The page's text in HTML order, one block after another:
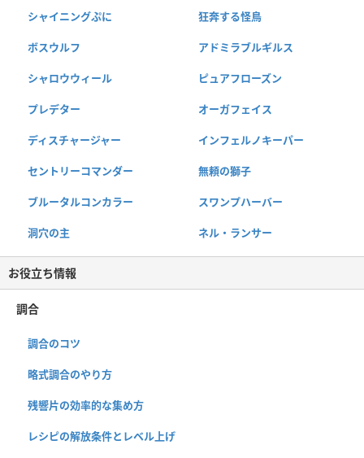
シャイニングぷに 狂奔する怪鳥
ボスウルフ アドミラブルギルス
シャロウウィール ピュアフローズン
プレデター オーガフェイス
ディスチャージャー インフェルノキーパー
セントリーコマンダー 無頼の獅子
ブルータルコンカラー スワンプハーバー
洞穴の主 ネル・ランサー
お役立ち情報
調合
調合のコツ
略式調合のやり方
残響片の効率的な集め方
レシピの解放条件とレベル上げ